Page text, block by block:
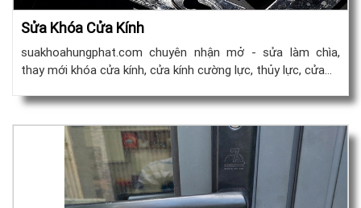
Sửa Khóa Cửa Kính
suakhoahungphat.com chuyên nhận mở - sửa làm chìa,
thay mới khóa cửa kính, cửa kính cường lực, thủy lực, cửa…